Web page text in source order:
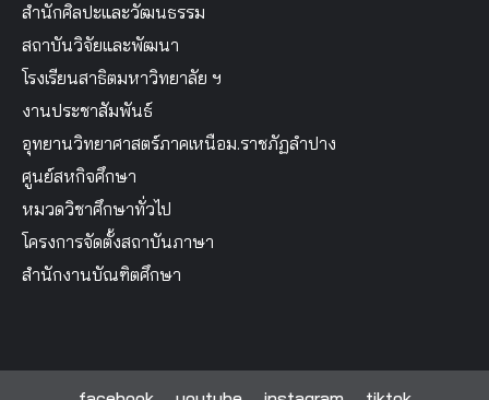
สำนักศิลปะและวัฒนธรรม
สถาบันวิจัยและพัฒนา
โรงเรียนสาธิตมหาวิทยาลัย ฯ
งานประชาสัมพันธ์
อุทยานวิทยาศาสตร์ภาคเหนือม.ราชภัฏลำปาง
ศูนย์สหกิจศึกษา
หมวดวิชาศึกษาทั่วไป
โครงการจัดตั้งสถาบันภาษา
สำนักงานบัณฑิตศึกษา